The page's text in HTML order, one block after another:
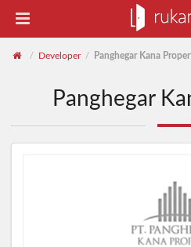
/ Developer / Panghegar Kana
Panghegar